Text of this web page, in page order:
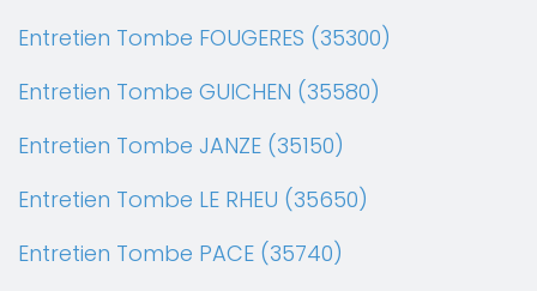
Entretien Tombe FOUGERES (35300)
Entretien Tombe GUICHEN (35580)
Entretien Tombe JANZE (35150)
Entretien Tombe LE RHEU (35650)
Entretien Tombe PACE (35740)